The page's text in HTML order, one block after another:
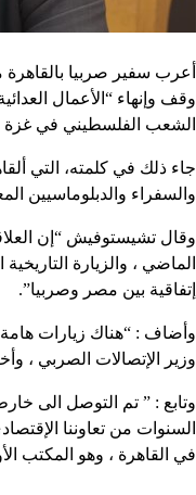
أعرب سفير صربيا
وقف وإنهاء “الأعمال
الشعب الفلسطيني في غزة
جاء ذلك في كلمته، التي
والسفراء والدبلوماسيين
وقال تشيستوفيش “إن
إتفاقية بين مصر وصربيا”.
وأضاف : “هناك زيارات
وزير الإتصالات الصربي ،
وتابع : ” تم التوصل الى
السنوات من تعاوننا
في القاهرة ، وهو المكتب